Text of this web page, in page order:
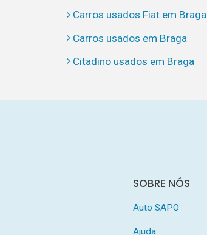
Carros usados Fiat em Braga
Carros usados em Braga
Citadino usados em Braga
SOBRE NÓS
Auto SAPO
Ajuda